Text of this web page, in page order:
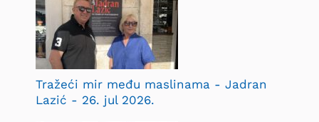
Tražeći mir među maslinama - Jadran
Lazić - 26. jul 2026.